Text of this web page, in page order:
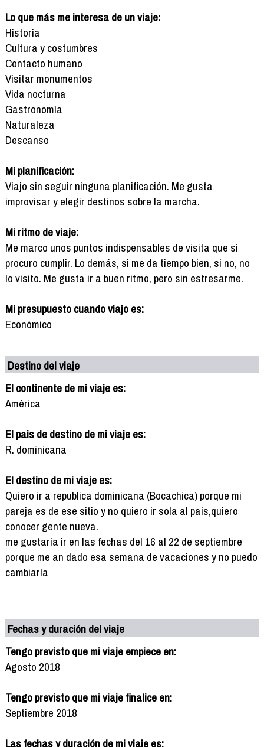
Lo que más me interesa de un viaje:
Historia
Cultura y costumbres
Contacto humano
Visitar monumentos
Vida nocturna
Gastronomía
Naturaleza
Descanso
Mi planificación:
Viajo sin seguir ninguna planificación. Me gusta
improvisar y elegir destinos sobre la marcha.
Mi ritmo de viaje:
Me marco unos puntos indispensables de visita que sí
procuro cumplir. Lo demás, si me da tiempo bien, si no, no
lo visito. Me gusta ir a buen ritmo, pero sin estresarme.
Mi presupuesto cuando viajo es:
Económico
Destino del viaje
El continente de mi viaje es:
América
El pais de destino de mi viaje es:
R. dominicana
El destino de mi viaje es:
Quiero ir a republica dominicana (Bocachica) porque mi
pareja es de ese sitio y no quiero ir sola al pais,quiero
conocer gente nueva.
me gustaria ir en las fechas del 16 al 22 de septiembre
porque me an dado esa semana de vacaciones y no puedo
cambiarla
Fechas y duración del viaje
Tengo previsto que mi viaje empiece en:
Agosto 2018
Tengo previsto que mi viaje finalice en:
Septiembre 2018
Las fechas y duración de mi viaje es: